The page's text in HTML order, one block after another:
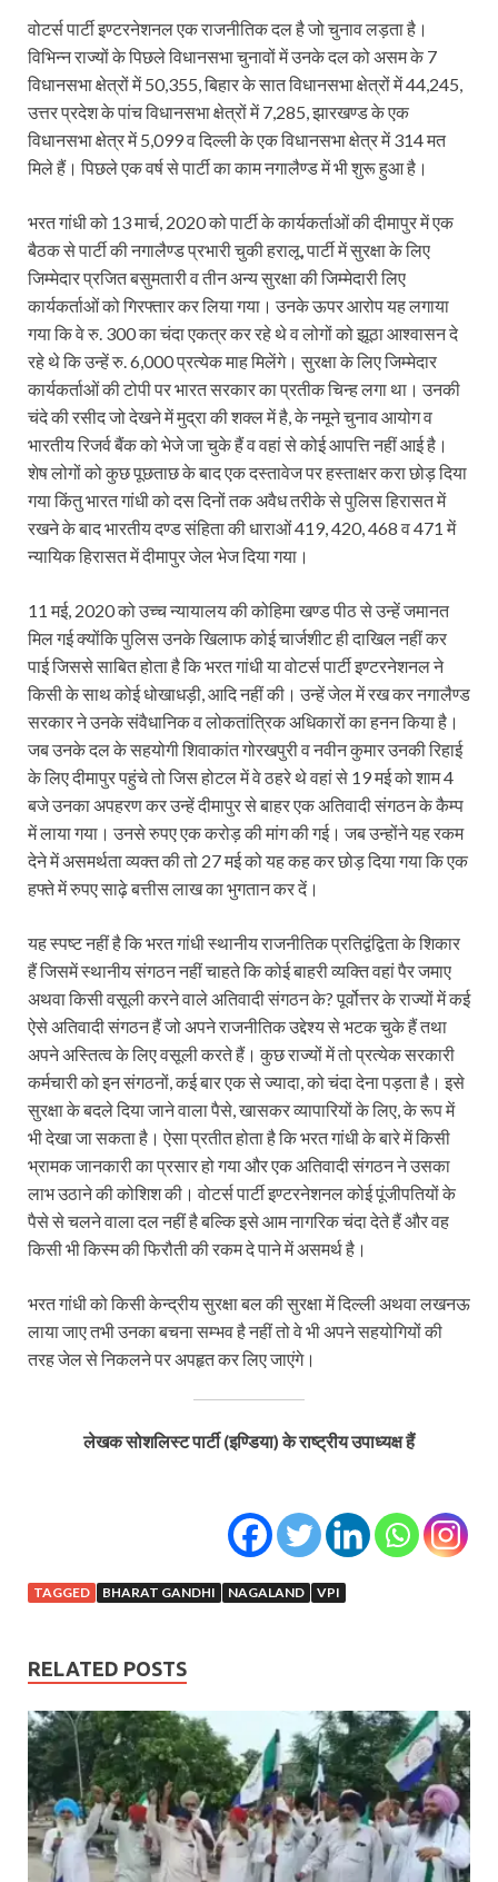
वोटर्स पार्टी इण्टरनेशनल एक राजनीतिक दल है जो चुनाव लड़ता है।
विभिन्न राज्यों के पिछले विधानसभा चुनावों में उनके दल को असम के 7
विधानसभा क्षेत्रों में 50,355, बिहार के सात विधानसभा क्षेत्रों में 44,245,
उत्तर प्रदेश के पांच विधानसभा क्षेत्रों में 7,285, झारखण्ड के एक
विधानसभा क्षेत्र में 5,099 व दिल्ली के एक विधानसभा क्षेत्र में 314 मत
मिले हैं। पिछले एक वर्ष से पार्टी का काम नगालैण्ड में भी शुरू हुआ है।
भरत गांधी को 13 मार्च, 2020 को पार्टी के कार्यकर्ताओं की दीमापुर में एक
बैठक से पार्टी की नगालैण्ड प्रभारी चुकी हरालू, पार्टी में सुरक्षा के लिए
जिम्मेदार प्रजित बसुमतारी व तीन अन्य सुरक्षा की जिम्मेदारी लिए
कार्यकर्ताओं को गिरफ्तार कर लिया गया। उनके ऊपर आरोप यह लगाया
गया कि वे रु. 300 का चंदा एकत्र कर रहे थे व लोगों को झूठा आश्वासन दे
रहे थे कि उन्हें रु. 6,000 प्रत्येक माह मिलेंगे। सुरक्षा के लिए जिम्मेदार
कार्यकर्ताओं की टोपी पर भारत सरकार का प्रतीक चिन्ह लगा था। उनकी
चंदे की रसीद जो देखने में मुद्रा की शक्ल में है, के नमूने चुनाव आयोग व
भारतीय रिजर्व बैंक को भेजे जा चुके हैं व वहां से कोई आपत्ति नहीं आई है।
शेष लोगों को कुछ पूछताछ के बाद एक दस्तावेज पर हस्ताक्षर करा छोड़ दिया
गया किंतु भारत गांधी को दस दिनों तक अवैध तरीके से पुलिस हिरासत में
रखने के बाद भारतीय दण्ड संहिता की धाराओं 419, 420, 468 व 471 में
न्यायिक हिरासत में दीमापुर जेल भेज दिया गया।
11 मई, 2020 को उच्च न्यायालय की कोहिमा खण्ड पीठ से उन्हें जमानत
मिल गई क्योंकि पुलिस उनके खिलाफ कोई चार्जशीट ही दाखिल नहीं कर
पाई जिससे साबित होता है कि भरत गांधी या वोटर्स पार्टी इण्टरनेशनल ने
किसी के साथ कोई धोखाधड़ी, आदि नहीं की। उन्हें जेल में रख कर नगालैण्ड
सरकार ने उनके संवैधानिक व लोकतांत्रिक अधिकारों का हनन किया है।
जब उनके दल के सहयोगी शिवाकांत गोरखपुरी व नवीन कुमार उनकी रिहाई
के लिए दीमापुर पहुंचे तो जिस होटल में वे ठहरे थे वहां से 19 मई को शाम 4
बजे उनका अपहरण कर उन्हें दीमापुर से बाहर एक अतिवादी संगठन के कैम्प
में लाया गया। उनसे रुपए एक करोड़ की मांग की गई। जब उन्होंने यह रकम
देने में असमर्थता व्यक्त की तो 27 मई को यह कह कर छोड़ दिया गया कि एक
हफ्ते में रुपए साढ़े बत्तीस लाख का भुगतान कर दें।
यह स्पष्ट नहीं है कि भरत गांधी स्थानीय राजनीतिक प्रतिद्वंद्विता के शिकार
हैं जिसमें स्थानीय संगठन नहीं चाहते कि कोई बाहरी व्यक्ति वहां पैर जमाए
अथवा किसी वसूली करने वाले अतिवादी संगठन के? पूर्वोत्तर के राज्यों में कई
ऐसे अतिवादी संगठन हैं जो अपने राजनीतिक उद्देश्य से भटक चुके हैं तथा
अपने अस्तित्व के लिए वसूली करते हैं। कुछ राज्यों में तो प्रत्येक सरकारी
कर्मचारी को इन संगठनों, कई बार एक से ज्यादा, को चंदा देना पड़ता है। इसे
सुरक्षा के बदले दिया जाने वाला पैसे, खासकर व्यापारियों के लिए, के रूप में
भी देखा जा सकता है। ऐसा प्रतीत होता है कि भरत गांधी के बारे में किसी
भ्रामक जानकारी का प्रसार हो गया और एक अतिवादी संगठन ने उसका
लाभ उठाने की कोशिश की। वोटर्स पार्टी इण्टरनेशनल कोई पूंजीपतियों के
पैसे से चलने वाला दल नहीं है बल्कि इसे आम नागरिक चंदा देते हैं और वह
किसी भी किस्म की फिरौती की रकम दे पाने में असमर्थ है।
भरत गांधी को किसी केन्द्रीय सुरक्षा बल की सुरक्षा में दिल्ली अथवा लखनऊ
लाया जाए तभी उनका बचना सम्भव है नहीं तो वे भी अपने सहयोगियों की
तरह जेल से निकलने पर अपहृत कर लिए जाएंगे।
लेखक सोशलिस्ट पार्टी (इण्डिया) के राष्ट्रीय उपाध्यक्ष हैं
TAGGED BHARAT GANDHI NAGALAND VPI
RELATED POSTS